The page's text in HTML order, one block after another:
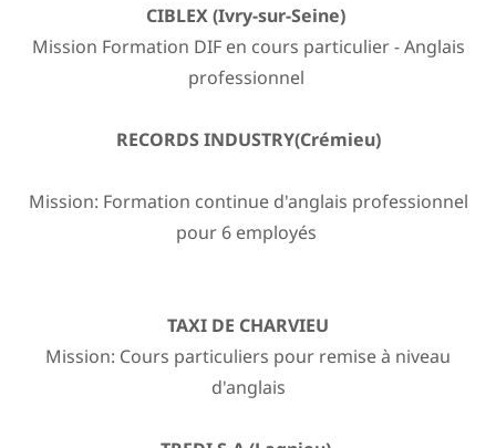
CIBLEX (Ivry-sur-Seine)
Mission Formation DIF en cours particulier - Anglais
professionnel
RECORDS INDUSTRY(Crémieu)
Mission: Formation continue d'anglais professionnel
pour 6 employés
TAXI DE CHARVIEU
Mission: Cours particuliers pour remise à niveau
d'anglais